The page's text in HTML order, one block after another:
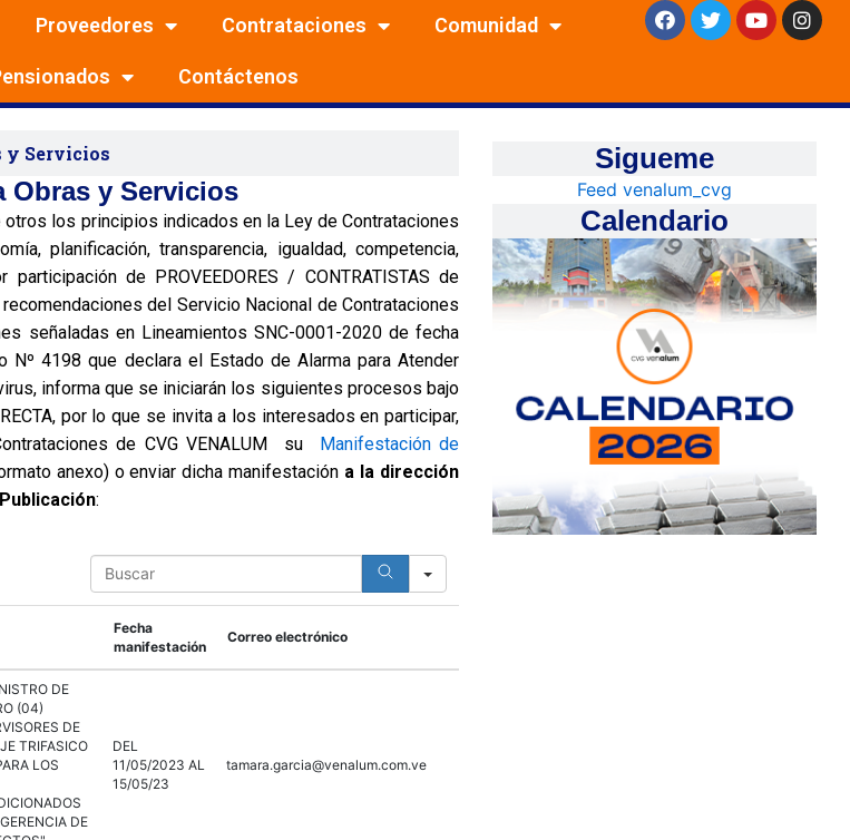
Proveedores Contrataciones Comunidad
Contáctenos
F
a
o
k
T
w
e
Y
o
b
I
n
g
y Servicios
Obras y Servicios
otros los principios indicados en la Ley de Contrataciones
planificación, transparencia, igualdad, competencia,
de PROVEEDORES / CONTRATISTAS de
del Servicio Nacional de Contrataciones
señaladas en Lineamientos SNC-0001-2020 de fecha
Nº 4198 que declara el Estado de Alarma para Atender
informa que se iniciarán los siguientes procesos bajo
por lo que se invita a los interesados en participar,
de CVG VENALUM su Manifestación de
anexo) o enviar dicha manifestación a la dirección
:
S
Fecha
manifestación
Correo electrónico
DE
(04)
DE
TRIFASICO
LOS
DE
DEL
11/05/2023 AL
15/05/23
tamara.garcia@venalum.com.ve
Sigueme
Feed venalum_cvg
Calendario